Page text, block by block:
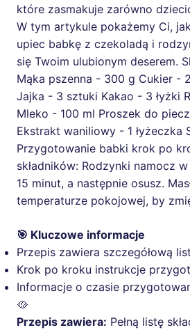
które zasmakuje zarówno
W tym artykule pokażemy Ci,
upiec babkę z czekoladą i
się Twoim ulubionym deserem.
Mąka pszenna - 300 g Cukier -
Jajka - 3 sztuki Kakao - 3 łyżki
Mleko - 100 ml Proszek do
Ekstrakt waniliowy - 1 łyżeczka
Przygotowanie babki krok po
składników: Rodzynki namocz
15 minut, a następnie osusz.
temperaturze pokojowej, by
🎯 Kluczowe informacje
Przepis zawiera szczegółową
Krok po kroku instrukcje
Informacje o czasie
🥘
Przepis zawiera: Pełną listę